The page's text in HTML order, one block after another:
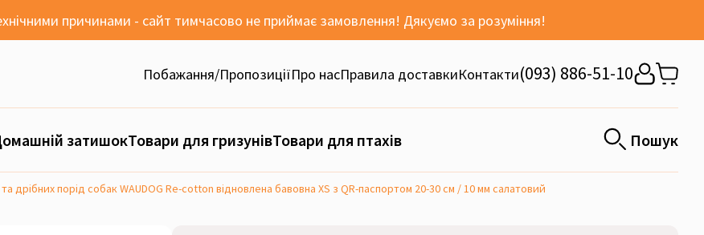
причинами - сайт тимчасово не приймає замовлення! Дякуємо за розуміння!
Побажання/ПропозиціїПро насПравила доставкиКонтакти(093) 886-51-10
затишокТовари для гризунівТовари для птахів Пошук
дрібних порід собак WAUDOG Re-cotton відновлена бавовна XS з QR-паспортом 20-30 см / 10 мм салатовий